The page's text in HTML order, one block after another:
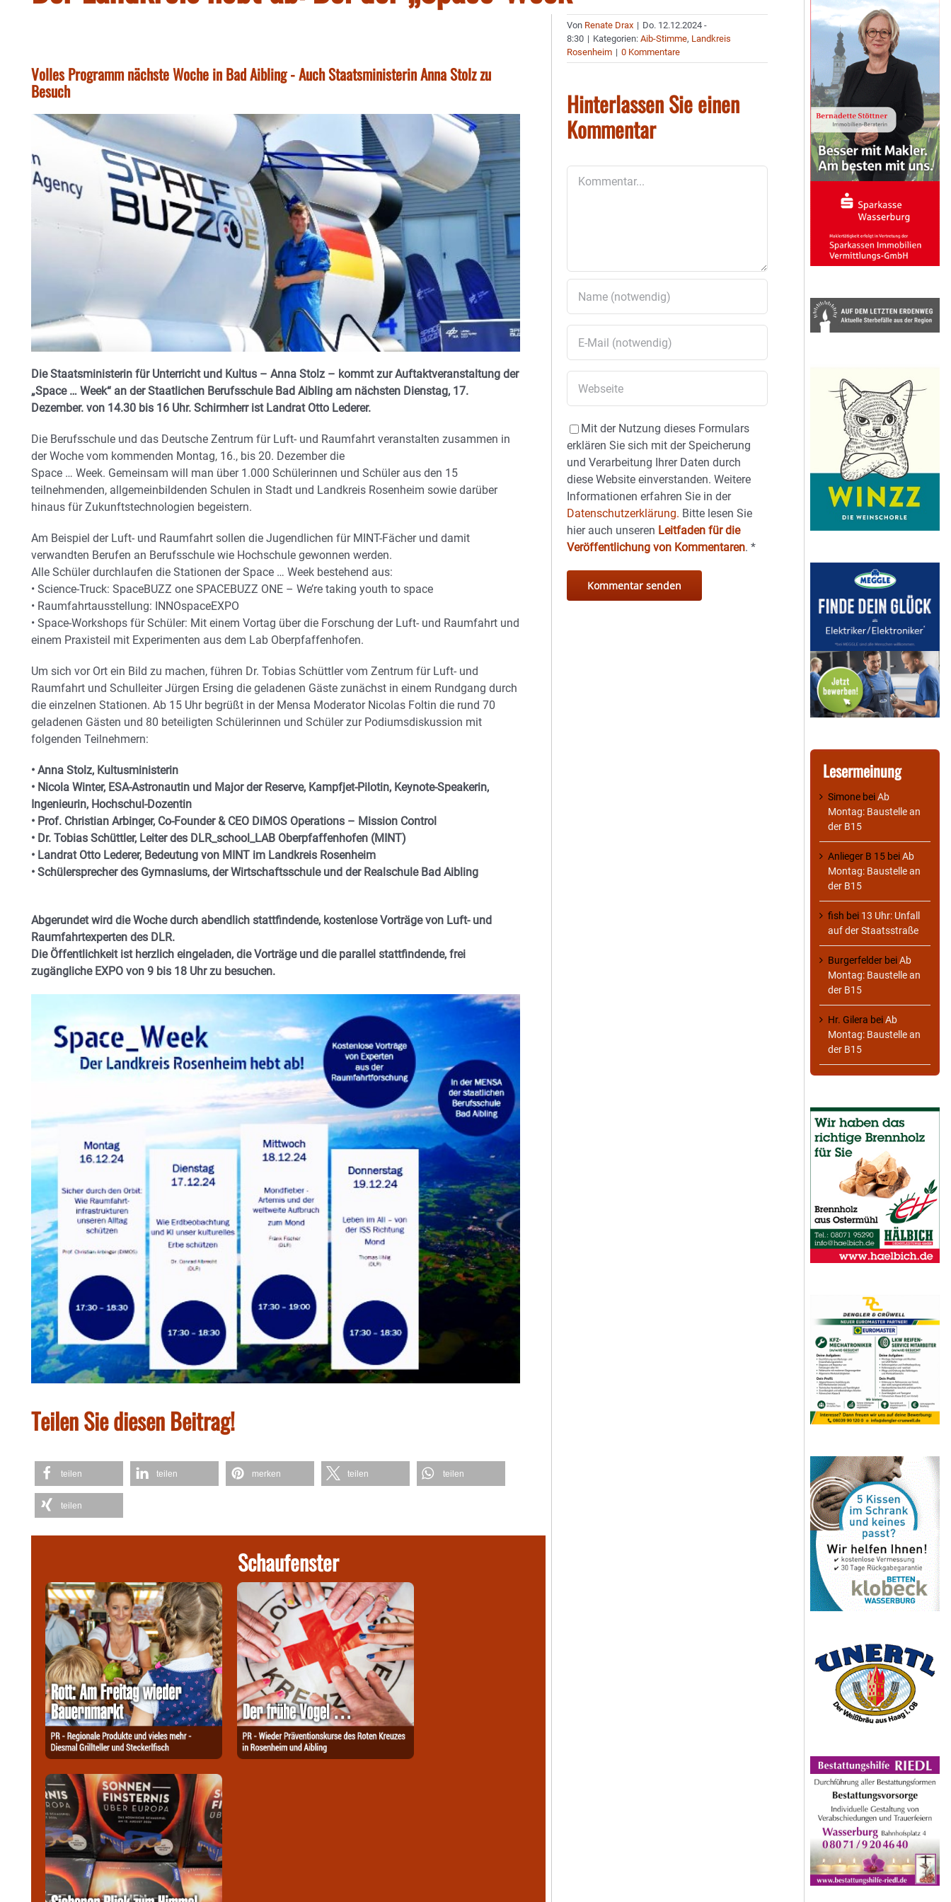
Volles Programm nächste Woche in Bad Aibling - Auch Staatsministerin Anna Stolz zu
Besuch
Die Staatsministerin für Unterricht und Kultus – Anna Stolz – kommt zur Auftaktveranstaltung der
„Space … Week“ an der Staatlichen Berufsschule Bad Aibling am nächsten Dienstag, 17.
Dezember. von 14.30 bis 16 Uhr. Schirmherr ist Landrat Otto Lederer.
Die Berufsschule und das Deutsche Zentrum für Luft- und Raumfahrt veranstalten zusammen in
der Woche vom kommenden Montag, 16., bis 20. Dezember die
Space … Week. Gemeinsam will man über 1.000 Schülerinnen und Schüler aus den 15
teilnehmenden, allgemeinbildenden Schulen in Stadt und Landkreis Rosenheim sowie darüber
hinaus für Zukunftstechnologien begeistern.
Am Beispiel der Luft- und Raumfahrt sollen die Jugendlichen für MINT-Fächer und damit
verwandten Berufen an Berufsschule wie Hochschule gewonnen werden.
Alle Schüler durchlaufen die Stationen der Space … Week bestehend aus:
• Science-Truck: SpaceBUZZ one SPACEBUZZ ONE – We’re taking youth to space
• Raumfahrtausstellung: INNOspaceEXPO
• Space-Workshops für Schüler: Mit einem Vortag über die Forschung der Luft- und Raumfahrt und
einem Praxisteil mit Experimenten aus dem Lab Oberpfaffenhofen.
Um sich vor Ort ein Bild zu machen, führen Dr. Tobias Schüttler vom Zentrum für Luft- und
Raumfahrt und Schulleiter Jürgen Ersing die geladenen Gäste zunächst in einem Rundgang durch
die einzelnen Stationen. Ab 15 Uhr begrüßt in der Mensa Moderator Nicolas Foltin die rund 70
geladenen Gästen und 80 beteiligten Schülerinnen und Schüler zur Podiumsdiskussion mit
folgenden Teilnehmern:
• Anna Stolz, Kultusministerin
• Nicola Winter, ESA-Astronautin und Major der Reserve, Kampfjet-Pilotin, Keynote-Speakerin,
Ingenieurin, Hochschul-Dozentin
• Prof. Christian Arbinger, Co-Founder & CEO DiMOS Operations – Mission Control
• Dr. Tobias Schüttler, Leiter des DLR_school_LAB Oberpfaffenhofen (MINT)
• Landrat Otto Lederer, Bedeutung von MINT im Landkreis Rosenheim
• Schülersprecher des Gymnasiums, der Wirtschaftsschule und der Realschule Bad Aibling
Abgerundet wird die Woche durch abendlich stattfindende, kostenlose Vorträge von Luft- und
Raumfahrtexperten des DLR.
Die Öffentlichkeit ist herzlich eingeladen, die Vorträge und die parallel stattfindende, frei
zugängliche EXPO von 9 bis 18 Uhr zu besuchen.
Teilen Sie diesen Beitrag!
teilen teilen merken teilen teilen
teilen
Schaufenster
Von Renate Drax | Do. 12.12.2024 -
8:30 | Kategorien:Aib-Stimme, Landkreis
Rosenheim | 0 Kommentare
Hinterlassen Sie einen
Kommentar
Mit der Nutzung dieses Formulars
erklären Sie sich mit der Speicherung
und Verarbeitung Ihrer Daten durch
diese Website einverstanden. Weitere
Informationen erfahren Sie in der
Datenschutzerklärung. Bitte lesen Sie
hier auch unseren Leitfaden für die
Veröffentlichung von Kommentaren.*
Lesermeinung
Simone beiAb
Montag: Baustelle an
der B15
Anlieger B 15 beiAb
Montag: Baustelle an
der B15
fish bei 13 Uhr: Unfall
auf der Staatsstraße
Burgerfelder beiAb
Montag: Baustelle an
der B15
Hr. Gilera beiAb
Montag: Baustelle an
der B15